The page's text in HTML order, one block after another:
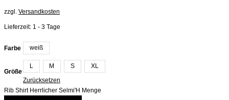
zzgl. Versandkosten
Lieferzeit: 1 - 3 Tage
Farbe weiß
Größe
L M S XL
Zurücksetzen
Rib Shirt Herrlicher Selmi'H Menge